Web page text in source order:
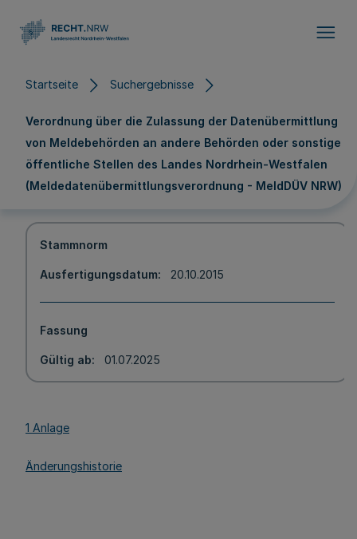
Startseite Suchergebnisse
Verordnung über die Zulassung der Datenübermittlung
von Meldebehörden an andere Behörden oder sonstige
öffentliche Stellen des Landes Nordrhein-Westfalen
(Meldedatenübermittlungsverordnung - MeldDÜV NRW)
Stammnorm
Ausfertigungsdatum 20.10.2015
Fassung
Gültig ab 01.07.2025
1 Anlage
Änderungshistorie